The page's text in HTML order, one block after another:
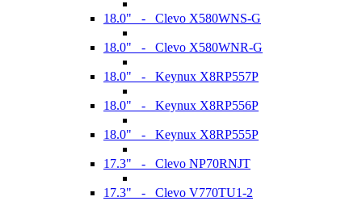
18.0" - Clevo X580WNS-G
18.0" - Clevo X580WNR-G
18.0" - Keynux X8RP557P
18.0" - Keynux X8RP556P
18.0" - Keynux X8RP555P
17.3" - Clevo NP70RNJT
17.3" - Clevo V770TU1-2